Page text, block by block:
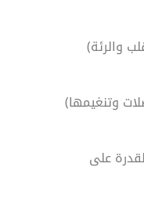
والرئة)
وتنغيمها)
على